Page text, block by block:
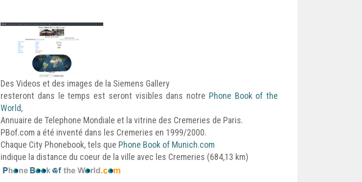
Des Videos et des images de la Siemens Gallery
resteront dans le temps est seront visibles dans notre Phone Book of the
World,
Annuaire de Telephone Mondiale et la vitrine des Cremeries de Paris.
PBof.com a été inventé dans les Cremeries en 1999/2000.
Chaque City Phonebook, tels que Phone Book of Munich.com
indique la distance du coeur de la ville avec les Cremeries (684,13 km)